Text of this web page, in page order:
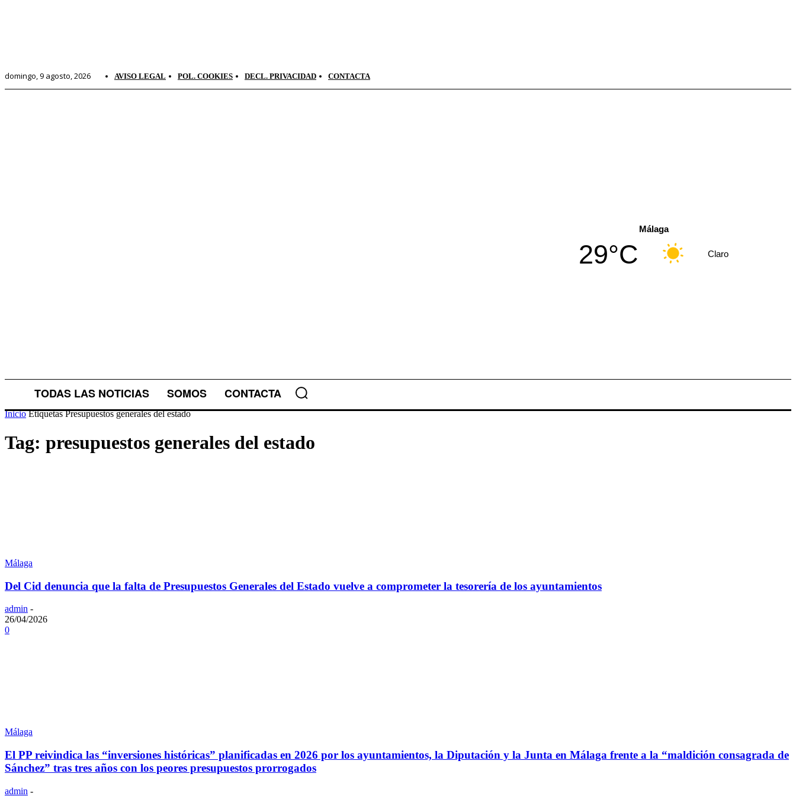
domingo, 9 agosto, 2026 AVISO LEGAL POL. COOKIES DECL. PRIVACIDAD CONTACTA
Málaga
29°C Claro
TODAS LAS NOTICIAS SOMOS CONTACTA
Inicio Etiquetas Presupuestos generales del estado
Tag: presupuestos generales del estado
Málaga
Del Cid denuncia que la falta de Presupuestos Generales del Estado vuelve a comprometer la tesorería de los ayuntamientos
admin -
26/04/2026
0
Málaga
El PP reivindica las “inversiones históricas” planificadas en 2026 por los ayuntamientos, la Diputación y la Junta en Málaga frente a la “maldición consagrada de
Sánchez” tras tres años con los peores presupuestos prorrogados
admin -